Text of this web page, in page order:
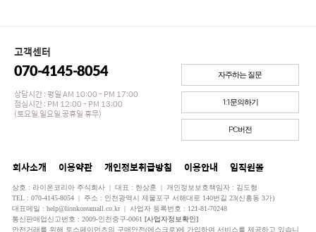
고객센터
070-4145-8054
상담시간 : 평일 AM 10:00 - PM 17:00
점심시간 : PM 12:00 - PM 13:00
(토요일,일요일,공휴일 휴무)
자주하는 질문
1:1문의하기
PC버전
회사소개 이용약관 개인정보취급방침 이용안내 임직원몰
상호 : 라이온코리아 주식회사 | 대표 : 한상훈 | 개인정보보호책임자 : 김도형
TEL : 070-4145-8054 | 주소 : 인천광역시 제물포구 서해대로 140번길 23(신흥동 3가)
대표메일 : help@lionkoreamall.co.kr | 사업자 등록번호 : 121-81-70248
통신판매업신고번호 : 2009-인천중구-0061 [사업자정보확인]
안전거래를 위해 토스페이먼츠의 구매안전(에스크로)에 가입하여 서비스를 제공하고 있습니